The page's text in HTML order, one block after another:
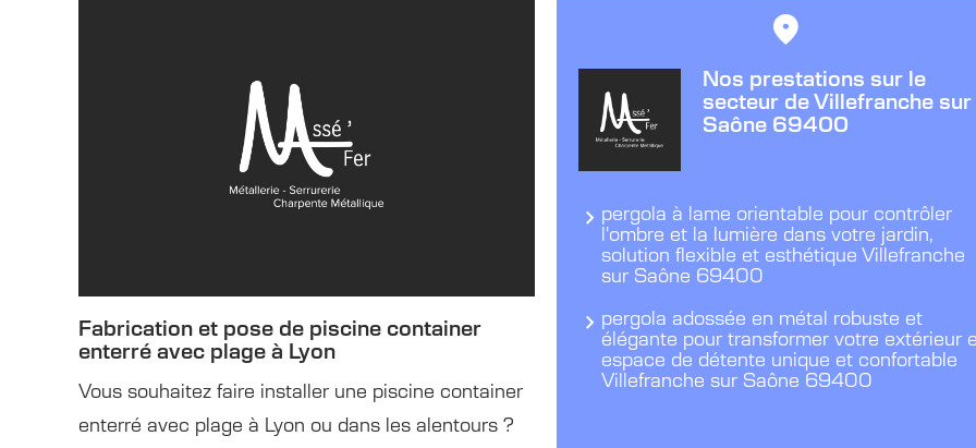
Fabrication et pose de piscine container
enterré avec plage à Lyon
Vous souhaitez faire installer une piscine container
enterré avec plage à Lyon ou dans les alentours ?
Nos prestations sur le
secteur de Villefranche sur
Saône 69400
pergola à lame orientable pour contrôler
l'ombre et la lumière dans votre jardin,
solution flexible et esthétique Villefranche
sur Saône 69400
pergola adossée en métal robuste et
élégante pour transformer votre extérieur
espace de détente unique et confortable
Villefranche sur Saône 69400